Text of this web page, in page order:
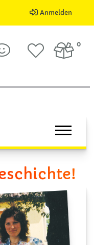
Anmelden
0